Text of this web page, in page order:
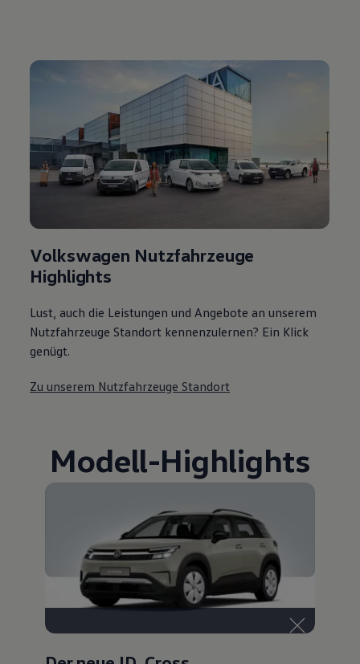
Volkswagen Nutzfahrzeuge
Highlights
Lust, auch die Leistungen und Angebote an unserem
Nutzfahrzeuge Standort kennenzulernen? Ein Klick
genügt.
Zu unserem Nutzfahrzeuge Standort
Modell-Highlights